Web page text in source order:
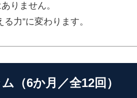
りません。
力”に変わります。
（6か月／全12回）